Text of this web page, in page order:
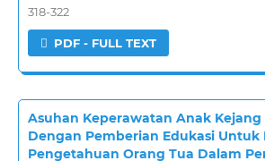
318-322
PDF - FULL TEXT
Asuhan Keperawatan Anak Kejang
Dengan Pemberian Edukasi
Pengetahuan Orang Tua Dalam